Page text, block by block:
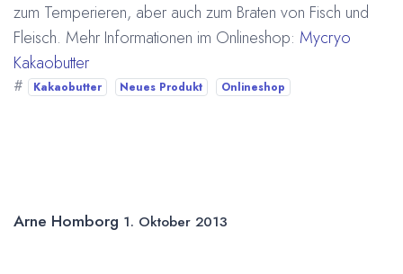
zum Temperieren, aber auch zum Braten von Fisch und
Fleisch. Mehr Informationen im Onlineshop: Mycryo
Kakaobutter
# Kakaobutter Neues Produkt Onlineshop
Arne Homborg 1. Oktober 2013